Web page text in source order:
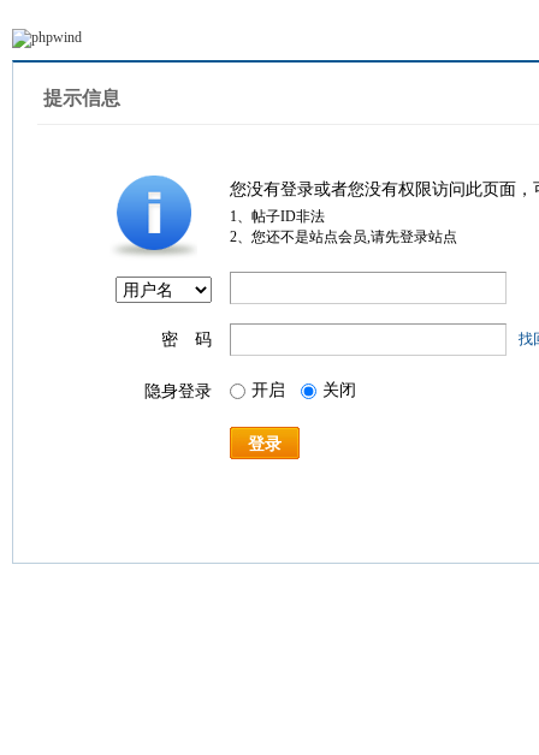
提示信息
您没有登录或者您没有权限访问此页面
1、帖子ID非法
2、您还不是站点会员,请先登录站点
密 码 找
隐身登录 开启 关闭
登录